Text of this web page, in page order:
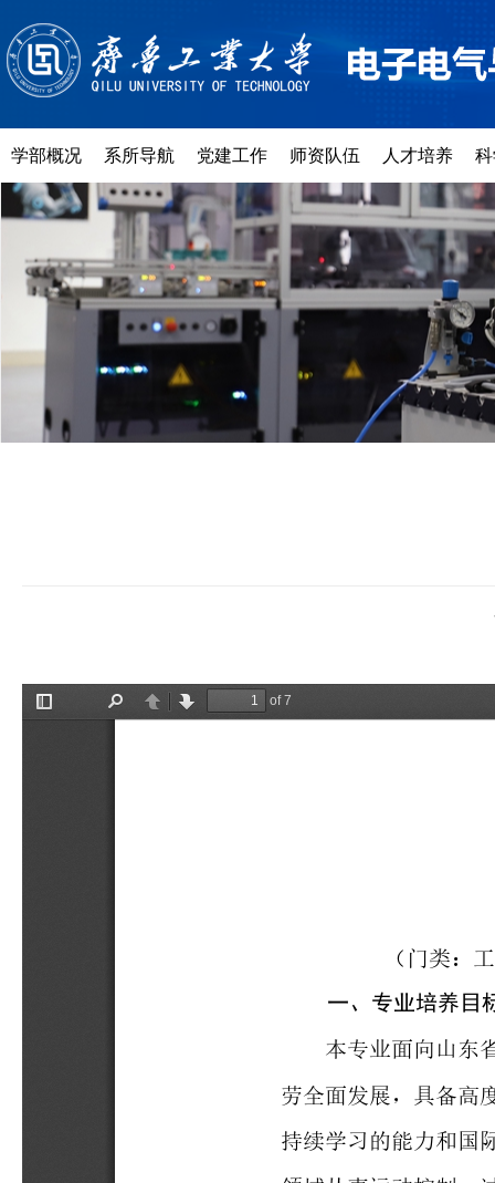
学部概况 系所导航 党建工作 师资队伍 人才培养